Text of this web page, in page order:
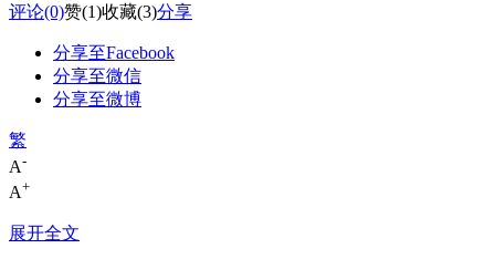
评论(0)赞(1)收藏(3)分享
分享至Facebook
分享至微信
分享至微博
繁
A-
A+
展开全文